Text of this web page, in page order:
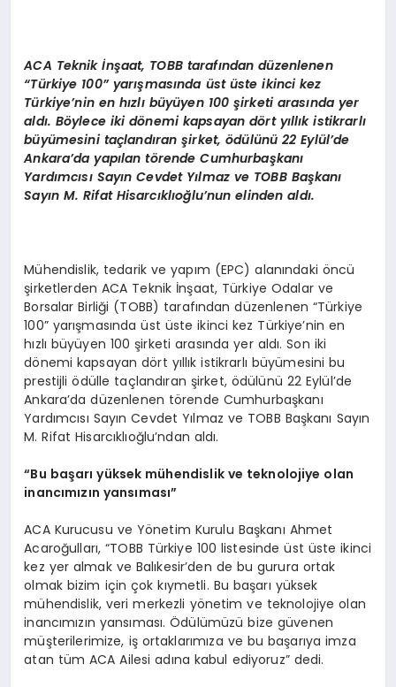
ACA Teknik İnşaat, TOBBtarafından düzenlenen
“Türkiye 100” yarışmasında üst üste ikinci kez
Türkiye’nin en hızlı büyüyen 100 şirketi arasında yer
aldı. Böylece iki dönemi kapsayan dört yıllık istikrarlı
büyümesini taçlandıranşirket,ödülünü 22 Eylül’de
Ankara’da yapılan törendeCumhurbaşkanı
Yardımcısı Sayın Cevdet Yılmaz ve TOBB Başkanı
Sayın M. Rifat Hisarcıklıoğlu’nun elinden aldı.
Mühendislik, tedarik ve yapım (EPC) alanındaki öncü
şirketlerden ACA Teknik İnşaat, Türkiye Odalar ve
Borsalar Birliği (TOBB) tarafından düzenlenen “Türkiye
100” yarışmasında üst üste ikinci kez Türkiye’nin en
hızlı büyüyen 100 şirketi arasında yer aldı. Son iki
dönemi kapsayan dört yıllık istikrarlı büyümesini bu
prestijli ödülle taçlandıran şirket, ödülünü 22 Eylül’de
Ankara’da düzenlenen törende Cumhurbaşkanı
Yardımcısı Sayın Cevdet Yılmaz ve TOBB Başkanı Sayın
M. Rifat Hisarcıklıoğlu’ndan aldı.
“Bu başarıyüksek mühendislik ve teknolojiye olan
inancımızın yansıması”
ACA Kurucusu ve Yönetim Kurulu Başkanı Ahmet
Acaroğulları, “TOBB Türkiye 100 listesinde üst üste ikinci
kez yer almak ve Balıkesir’den de bu gurura ortak
olmak bizim için çok kıymetli. Bu başarı yüksek
mühendislik, veri merkezli yönetim ve teknolojiye olan
inancımızın yansıması. Ödülümüzü bize güvenen
müşterilerimize, iş ortaklarımıza ve bu başarıya imza
atan tüm ACA Ailesi adına kabul ediyoruz” dedi.